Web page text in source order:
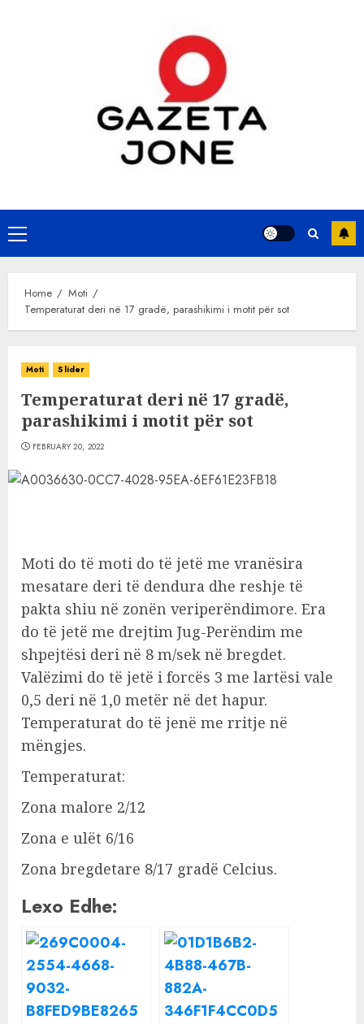
Primary
Menu
Home
Moti
Temperaturat deri në 17 gradë, parashikimi i motit për sot
Moti Slider
Temperaturat deri në 17 gradë,
parashikimi i motit për sot
FEBRUARY 20, 2022
Moti do të moti do të jetë me vranësira
mesatare deri të dendura dhe reshje të
pakta shiu në zonën veriperëndimore. Era
do të jetë me drejtim Jug-Perëndim me
shpejtësi deri në 8 m/sek në bregdet.
Valëzimi do të jetë i forcës 3 me lartësi vale
0,5 deri në 1,0 metër në det hapur.
Temperaturat do të jenë me rritje në
mëngjes.
Temperaturat:
Zona malore 2/12
Zona e ulët 6/16
Zona bregdetare 8/17 gradë Celcius.
Lexo Edhe: